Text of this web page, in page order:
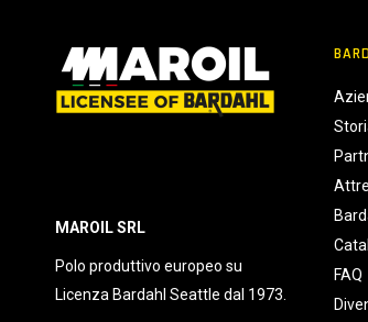
MAROIL SRL
Polo produttivo europeo su
Licenza Bardahl Seattle dal 1973.
FAQ